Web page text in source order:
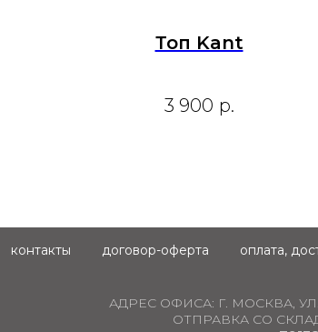
Топ Kant
3 900 р.
контакты договор-оферта оплата,
АДРЕС ОФИСА: Г. МОСКВА,
ОТПРАВКА СО